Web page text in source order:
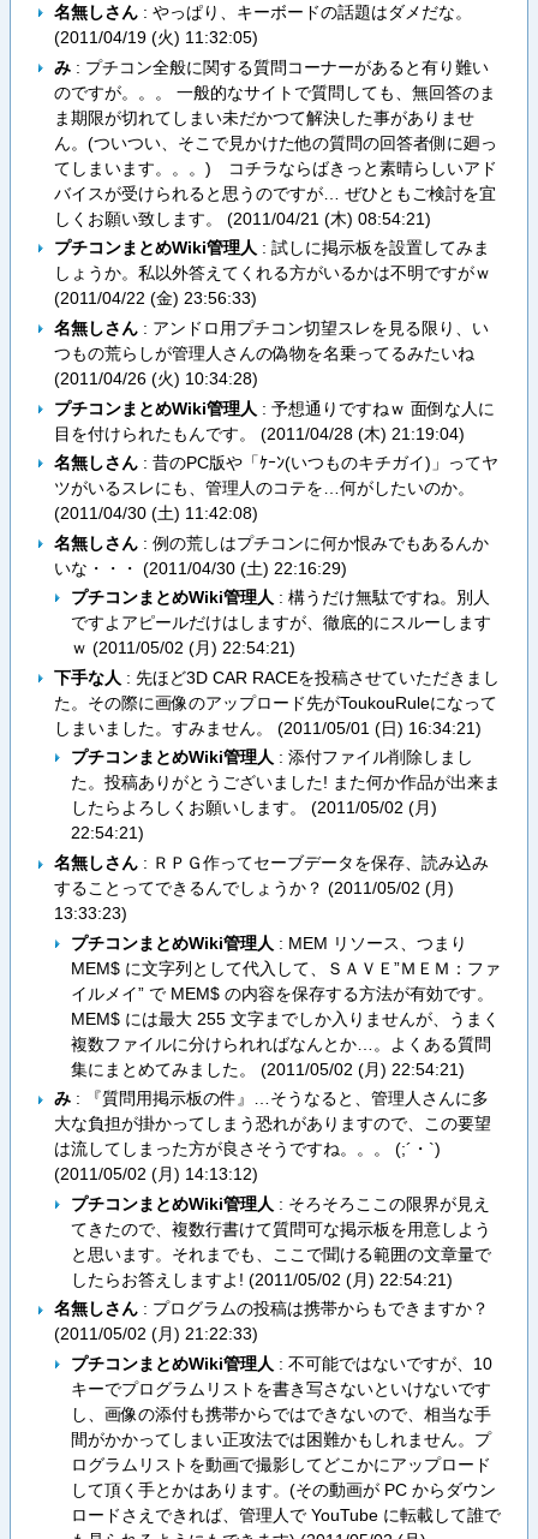
名無しさん: やっぱり、キーボードの話題はダメだな。
(2011/04/19 (火) 11:32:05)
み: プチコン全般に関する質問コーナーがあると有り難い
のですが。。。 一般的なサイトで質問しても、無回答のま
ま期限が切れてしまい未だかつて解決した事がありませ
ん。(ついつい、そこで見かけた他の質問の回答者側に廻っ
てしまいます。。。) コチラならばきっと素晴らしいアド
バイスが受けられると思うのですが… ぜひともご検討を宜
しくお願い致します。 (2011/04/21 (木) 08:54:21)
プチコンまとめWiki管理人 : 試しに掲示板を設置してみま
しょうか。私以外答えてくれる方がいるかは不明ですがｗ
(2011/04/22 (金) 23:56:33)
名無しさん: アンドロ用プチコン切望スレを見る限り、い
つもの荒らしが管理人さんの偽物を名乗ってるみたいね
(2011/04/26 (火) 10:34:28)
プチコンまとめWiki管理人 : 予想通りですねｗ 面倒な人に
目を付けられたもんです。 (2011/04/28 (木) 21:19:04)
名無しさん: 昔のPC版や「ｹｰﾝ(いつものキチガイ)」ってヤ
ツがいるスレにも、管理人のコテを…何がしたいのか。
(2011/04/30 (土) 11:42:08)
名無しさん: 例の荒しはプチコンに何か恨みでもあるんか
いな・・・ (2011/04/30 (土) 22:16:29)
プチコンまとめWiki管理人 : 構うだけ無駄ですね。別人
ですよアピールだけはしますが、徹底的にスルーします
ｗ (2011/05/02 (月) 22:54:21)
下手な人 : 先ほど3D CAR RACEを投稿させていただきまし
た。その際に画像のアップロード先がToukouRuleになって
しまいました。すみません。 (2011/05/01 (日) 16:34:21)
プチコンまとめWiki管理人 : 添付ファイル削除しまし
た。投稿ありがとうございました! また何か作品が出来ま
したらよろしくお願いします。 (2011/05/02 (月)
22:54:21)
名無しさん: ＲＰＧ作ってセーブデータを保存、読み込み
することってできるんでしょうか？ (2011/05/02 (月)
13:33:23)
プチコンまとめWiki管理人 : MEM リソース、つまり
MEM$ に文字列として代入して、ＳＡＶＥ”ＭＥＭ：ファ
イルメイ” で MEM$ の内容を保存する方法が有効です。
MEM$ には最大 255 文字までしか入りませんが、うまく
複数ファイルに分けられればなんとか…。よくある質問
集にまとめてみました。 (2011/05/02 (月) 22:54:21)
み: 『質問用掲示板の件』…そうなると、管理人さんに多
大な負担が掛かってしまう恐れがありますので、この要望
は流してしまった方が良さそうですね。。。 (;´・`)
(2011/05/02 (月) 14:13:12)
プチコンまとめWiki管理人 : そろそろここの限界が見え
てきたので、複数行書けて質問可な掲示板を用意しよう
と思います。それまでも、ここで聞ける範囲の文章量で
したらお答えしますよ! (2011/05/02 (月) 22:54:21)
名無しさん: プログラムの投稿は携帯からもできますか？
(2011/05/02 (月) 21:22:33)
プチコンまとめWiki管理人 : 不可能ではないですが、10
キーでプログラムリストを書き写さないといけないです
し、画像の添付も携帯からではできないので、相当な手
間がかかってしまい正攻法では困難かもしれません。プ
ログラムリストを動画で撮影してどこかにアップロード
して頂く手とかはあります。(その動画が PC からダウン
ロードさえできれば、管理人で YouTube に転載して誰で